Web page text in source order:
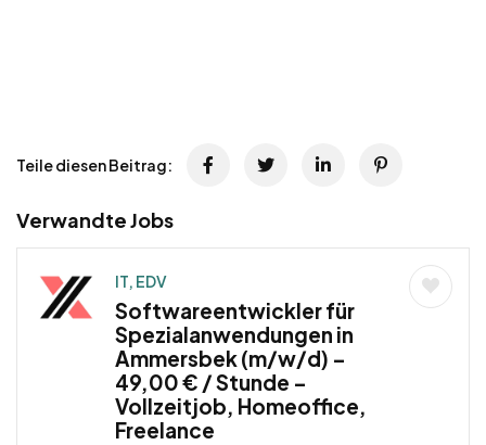
Teile diesen Beitrag:
Verwandte Jobs
IT, EDV
Softwareentwickler für
Spezialanwendungen in
Ammersbek (m/w/d) –
49,00 € / Stunde –
Vollzeitjob, Homeoffice,
Freelance